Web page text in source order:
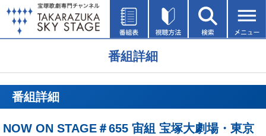
番組詳細
番組詳細
NOW ON STAGE＃655 宙組 宝塚大劇場・東京